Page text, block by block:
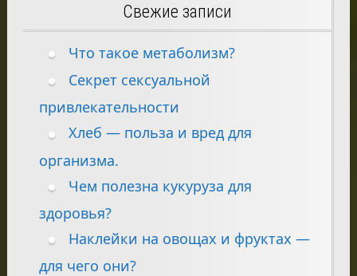
Свежие записи
Что такое метаболизм?
Секрет сексуальной
привлекательности
Хлеб — польза и вред для
организма.
Чем полезна кукуруза для
здоровья?
Наклейки на овощах и фруктах —
для чего они?